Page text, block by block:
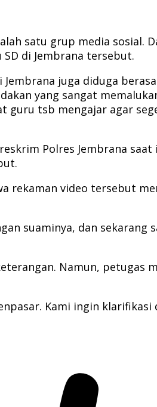
satu grup media sosial.
di Jembrana tersebut.
juga diduga
yang sangat
guru tsb mengajar agar
Polres Jembrana
rekaman video tersebut
suaminya, dan sekarang
Namun, petugas
Kami ingin